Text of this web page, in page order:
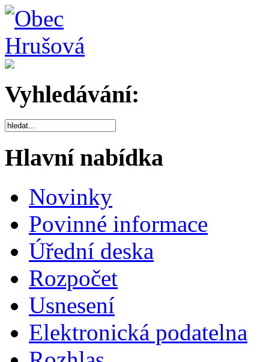
Vyhledávání:
Hlavní nabídka
Novinky
Povinné informace
Úřední deska
Rozpočet
Usnesení
Elektronická podatelna